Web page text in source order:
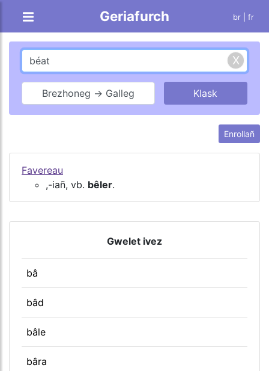
Geriafurch br | fr
Brezhoneg → Galleg
Enrollañ
Favereau
,-iañ, vb. bêler.
Gwelet ivez
bâ
bâd
bâle
bâra